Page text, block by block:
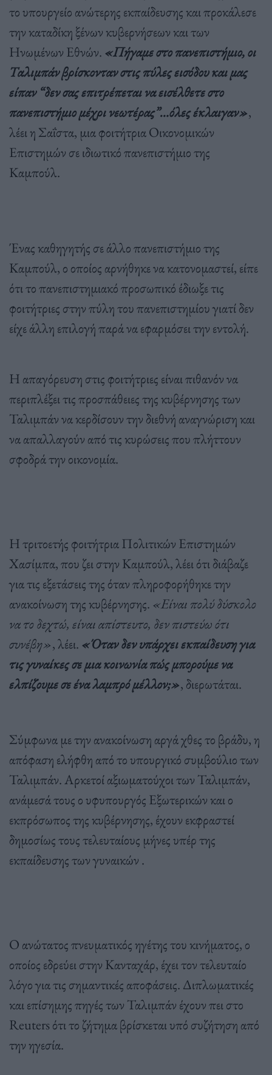
το υπουργείο ανώτερης εκπαίδευσης και προκάλεσε
την καταδίκη ξένων κυβερνήσεων και των
Ηνωμένων Εθνών. «Πήγαμε στο πανεπιστήμιο, οι
Ταλιμπάν βρίσκονταν στις πύλες εισόδου και μας
είπαν “δεν σας επιτρέπεται να εισέλθετε στο
πανεπιστήμιο μέχρι νεωτέρας”…όλες έκλαιγαν»,
λέει η Σαΐστα, μια φοιτήτρια Οικονομικών
Επιστημών σε ιδιωτικό πανεπιστήμιο της
Καμπούλ.
Ένας καθηγητής σε άλλο πανεπιστήμιο της
Καμπούλ, ο οποίος αρνήθηκε να κατονομαστεί, είπε
ότι το πανεπιστημιακό προσωπικό έδιωξε τις
φοιτήτριες στην πύλη του πανεπιστημίου γιατί δεν
είχε άλλη επιλογή παρά να εφαρμόσει την εντολή.
Η απαγόρευση στις φοιτήτριες είναι πιθανόν να
περιπλέξει τις προσπάθειες της κυβέρνησης των
Ταλιμπάν να κερδίσουν την διεθνή αναγνώριση και
να απαλλαγούν από τις κυρώσεις που πλήττουν
σφοδρά την οικονομία.
Η τριτοετής φοιτήτρια Πολιτικών Επιστημών
Χασίμπα, που ζει στην Καμπούλ, λέει ότι διάβαζε
για τις εξετάσεις της όταν πληροφορήθηκε την
ανακοίνωση της κυβέρνησης. «Είναι πολύ δύσκολο
να το δεχτώ, είναι απίστευτο, δεν πιστεύω ότι
συνέβη», λέει. «Όταν δεν υπάρχει εκπαίδευση για
τις γυναίκες σε μια κοινωνία πώς μπορούμε να
ελπίζουμε σε ένα λαμπρό μέλλον;», διερωτάται.
Σύμφωνα με την ανακοίνωση αργά χθες το βράδυ, η
απόφαση ελήφθη από το υπουργικό συμβούλιο των
Ταλιμπάν. Αρκετοί αξιωματούχοι των Ταλιμπάν,
ανάμεσά τους ο υφυπουργός Εξωτερικών και ο
εκπρόσωπος της κυβέρνησης, έχουν εκφραστεί
δημοσίως τους τελευταίους μήνες υπέρ της
εκπαίδευσης των γυναικών .
Ο ανώτατος πνευματικός ηγέτης του κινήματος, ο
οποίος εδρεύει στην Κανταχάρ, έχει τον τελευταίο
λόγο για τις σημαντικές αποφάσεις. Διπλωματικές
και επίσημης πηγές των Ταλιμπάν έχουν πει στο
Reuters ότι το ζήτημα βρίσκεται υπό συζήτηση από
την ηγεσία.